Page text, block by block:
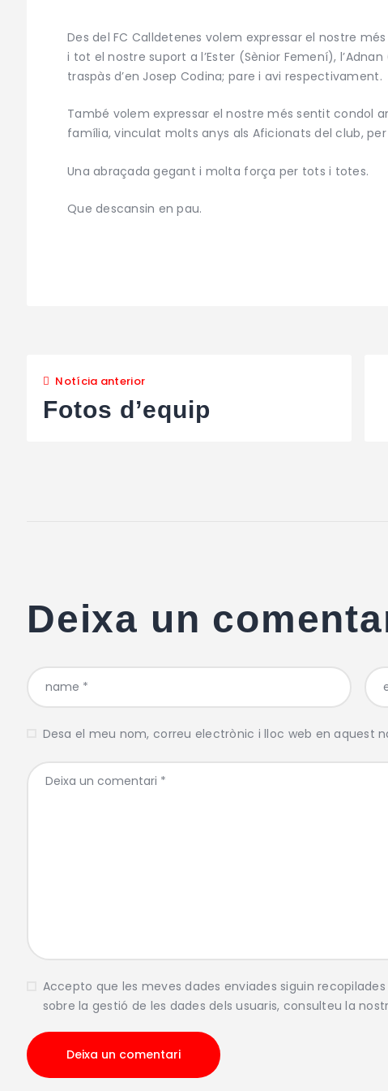
Des del FC Calldetenes volem expressar el nostre
i tot el nostre suport a l’Ester (Sènior Femení),
traspàs d’en Josep Codina; pare i avi respectivament.
També volem expressar el nostre més sentit condol
família, vinculat molts anys als Aficionats del club,
Una abraçada gegant i molta força per tots i totes.
Que descansin en pau.
Notícia anterior
Fotos d’equip
Deixa un
Desa el meu nom, correu electrònic i lloc web en aquest
Accepto que les meves dades enviades siguin
sobre la gestió de les dades dels usuaris, consulteu la